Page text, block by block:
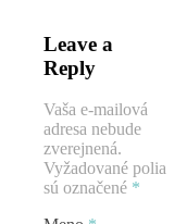
Leave a
Reply
Vaša e-mailová
adresa nebude
zverejnená.
Vyžadované polia
sú označené *